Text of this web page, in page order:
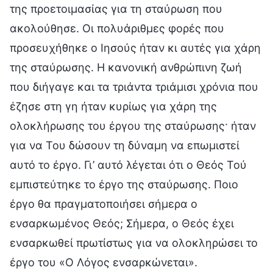
της προετοιμασίας για τη σταύρωση που
ακολούθησε. Οι πολυάριθμες φορές που
προσευχήθηκε ο Ιησούς ήταν κι αυτές για χάρη
της σταύρωσης. Η κανονική ανθρώπινη ζωή
που διήγαγε και τα τριάντα τριάμισι χρόνια που
έζησε στη γη ήταν κυρίως για χάρη της
ολοκλήρωσης του έργου της σταύρωσης· ήταν
για να Του δώσουν τη δύναμη να επωμιστεί
αυτό το έργο. Γι’ αυτό λέγεται ότι ο Θεός Τού
εμπιστεύτηκε το έργο της σταύρωσης. Ποιο
έργο θα πραγματοποιήσει σήμερα ο
ενσαρκωμένος Θεός; Σήμερα, ο Θεός έχει
ενσαρκωθεί πρωτίστως για να ολοκληρώσει το
έργο του «Ο Λόγος ενσαρκώνεται».